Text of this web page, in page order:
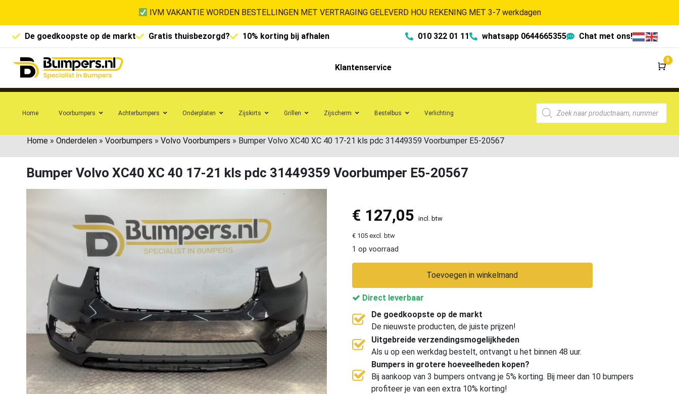
IVM VAKANTIE WORDEN BESTELLINGEN MET VERTRAGING GELEVERD HOU REKENING MET 3-7 werkdagen
De goedkoopste op de markt Gratis thuisbezorgd? 10% korting bij afhalen 010 322 01 11 whatsapp 0644665355 Chat met ons!
Klantenservice
0
Home Voorbumpers Achterbumpers Onderplaten Zijskirts Grillen Zijscherm Bestelbus Verlichting
Home » Onderdelen » Voorbumpers » Volvo Voorbumpers » Bumper Volvo XC40 XC 40 17-21 kls pdc 31449359 Voorbumper E5-20567
Bumper Volvo XC40 XC 40 17-21 kls pdc 31449359 Voorbumper E5-20567
€ 127,05 incl. btw
€ 105 excl. btw
1 op voorraad
Toevoegen in winkelmand
Direct leverbaar
De goedkoopste op de markt
De nieuwste producten, de juiste prijzen!
Uitgebreide verzendingsmogelijkheden
Als u op een werkdag bestelt, ontvangt u het binnen 48 uur.
Bumpers in grotere hoeveelheden kopen?
Bij aankoop van 3 bumpers ontvang je 5% korting. Bij meer dan 10 bumpers
profiteer je van een extra 10% korting!